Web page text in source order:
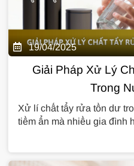
19/04/2025
Giải Pháp Xử Lý
Trong
Xử lí chất tẩy rửa tồn dư
tiềm ẩn mà nhiều gia đình